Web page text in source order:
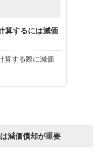
算するには減価
算する際に減価
減価償却が重要